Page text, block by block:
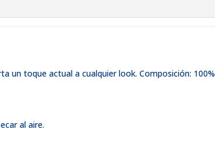
un toque actual a cualquier look. Composición: 100%
al aire.